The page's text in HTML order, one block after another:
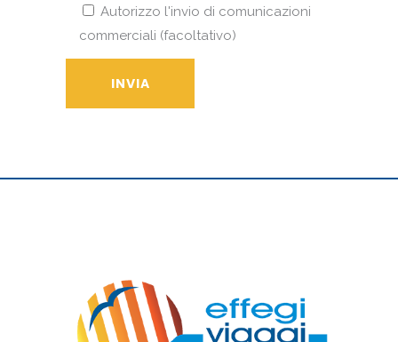
Autorizzo l'invio di comunicazioni
commerciali (facoltativo)